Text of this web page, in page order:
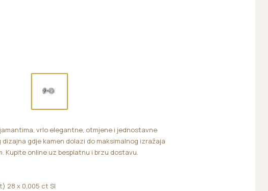
vrlo elegantne, otmjene i jednostavne
gdje kamen dolazi do maksimalnog izražaja
Kupite online uz besplatnu i brzu dostavu.
28 x 0,005 ct SI